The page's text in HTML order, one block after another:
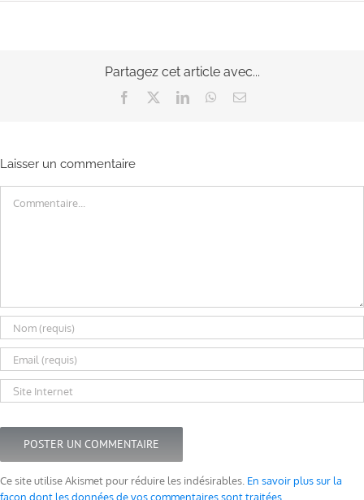
Partagez cet article avec...
Facebook LinkedInWhatsApp
Email
Laisser un commentaire
Ce site utilise Akismet pour réduire les indésirables. En savoir plus sur la
façon dont les données de vos commentaires sont traitées